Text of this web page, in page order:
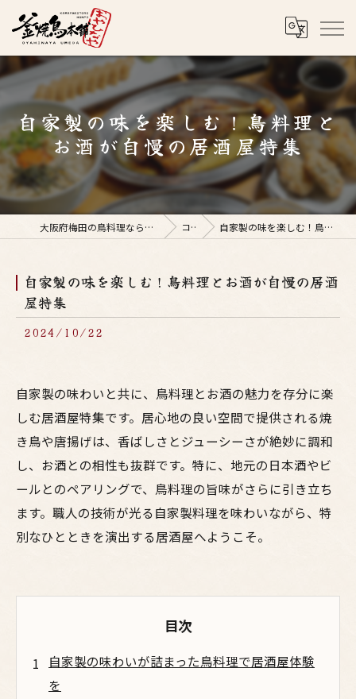
自家製の味を楽しむ！鳥料理と
お酒が自慢の居酒屋特集
大阪府梅田の鳥料理なら釜焼鳥本舗おやひなや 梅田店 コラム 自家製の味を楽しむ！鳥料理とお酒が自慢の居酒屋特集
自家製の味を楽しむ！鳥料理とお酒が自慢の居酒
屋特集
2024/10/22
自家製の味わいと共に、鳥料理とお酒の魅力を存分に楽
しむ居酒屋特集です。居心地の良い空間で提供される焼
き鳥や唐揚げは、香ばしさとジューシーさが絶妙に調和
し、お酒との相性も抜群です。特に、地元の日本酒やビ
ールとのペアリングで、鳥料理の旨味がさらに引き立ち
ます。職人の技術が光る自家製料理を味わいながら、特
別なひとときを演出する居酒屋へようこそ。
目次
自家製の味わいが詰まった鳥料理で居酒屋体験
を